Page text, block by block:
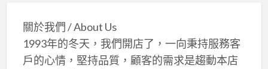
關於我們 / About Us
1993年的冬天，我們開店了，一向秉持服務客
戶的心情，堅持品質，顧客的需求是趨動本店